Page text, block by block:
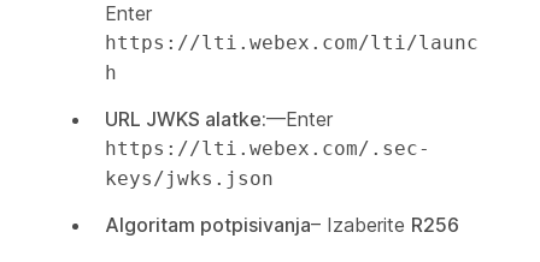
Enter
https://lti.webex.com/lti/launc
h
URL JWKS alatke:—Enter
https://lti.webex.com/.sec-
keys/jwks.json
Algoritam potpisivanja– Izaberite R256